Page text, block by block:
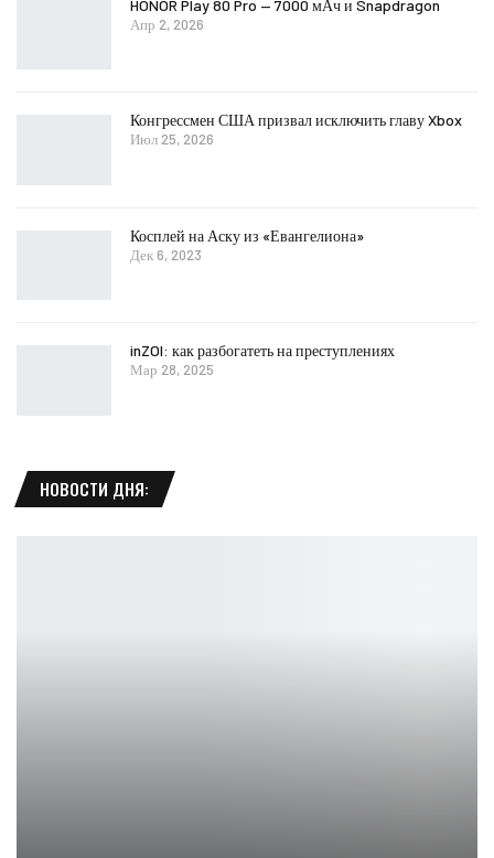
HONOR Play 80 Pro — 7000 мАч и Snapdragon
Апр 2, 2026
Конгрессмен США призвал исключить главу Xbox
Июл 25, 2026
Косплей на Аску из «Евангелиона»
Дек 6, 2023
inZOI: как разбогатеть на преступлениях
Мар 28, 2025
НОВОСТИ ДНЯ: